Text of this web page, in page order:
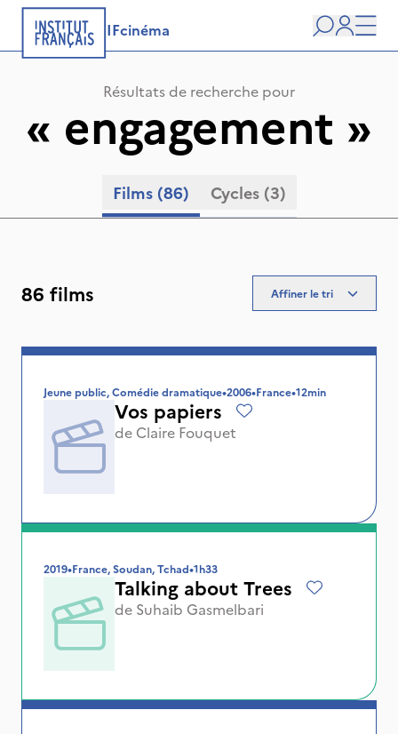
IFcinéma
user
Résultats de recherche pour
« engagement »
Films (86) Cycles (3)
86 films Affiner le tri
Jeune public, Comédie dramatique•2006•France•12min
Vos papiers
de Claire Fouquet
2019•France, Soudan, Tchad•1h33
Talking about Trees
de Suhaib Gasmelbari